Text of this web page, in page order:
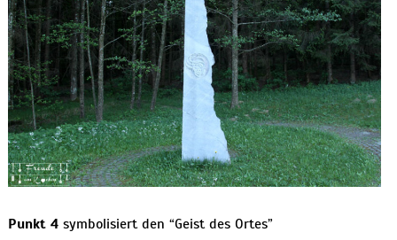
Punkt 4symbolisiert den “Geist des Ortes”